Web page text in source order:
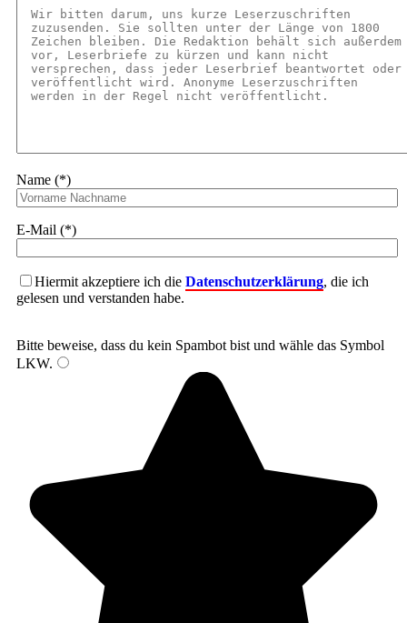
Name (*)
E-Mail (*)
Hiermit akzeptiere ich die Datenschutzerklärung, die ich
gelesen und verstanden habe.
Bitte beweise, dass du kein Spambot bist und wähle das Symbol
LKW.